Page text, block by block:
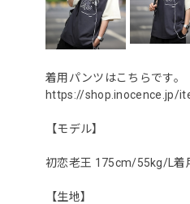
着用パンツはこちらです。
https://shop.inocence.jp/
【モデル】
初恋老王 175cm/55kg/L着
【生地】